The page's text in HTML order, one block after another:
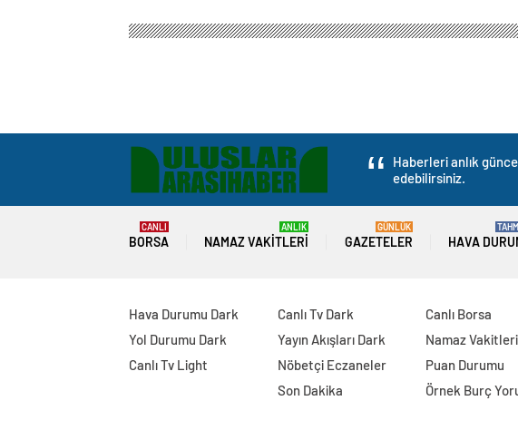
Haberleri anlık
edebilirsiniz.
BORSA
CANLI
NAMAZ VAKITLERI
ANLIK
GAZETELER
GÜNLÜK
HAVA
Hava Durumu Dark
Yol Durumu Dark
Canlı Tv Light
Canlı Tv Dark
Yayın Akışları Dark
Nöbetçi Eczaneler
Son Dakika
Canlı Borsa
Namaz Vakitleri
Puan Durumu
Örnek Burç